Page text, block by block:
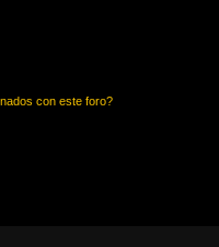
con este foro?